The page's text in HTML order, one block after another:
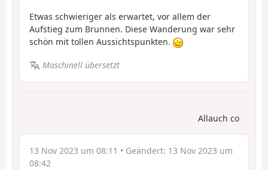
Etwas schwieriger als erwartet, vor allem der
Aufstieg zum Brunnen. Diese Wanderung war sehr
schön mit tollen Aussichtspunkten.
Maschinell übersetzt
Allauch co
13 Nov 2023 um 08:11 • Geändert: 13 Nov 2023 um
08:42